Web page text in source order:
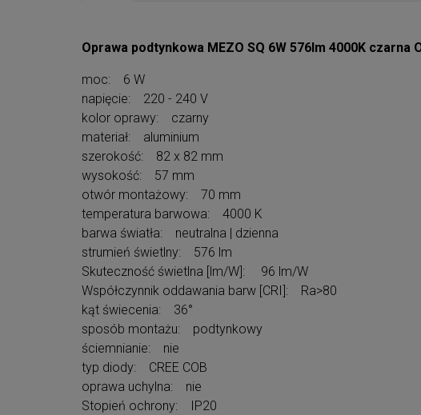
Oprawa podtynkowa MEZO SQ 6W 576lm 4000K czarna
moc: 6 W
napięcie: 220 - 240 V
kolor oprawy: czarny
materiał: aluminium
szerokość: 82 x 82 mm
wysokość: 57 mm
otwór montażowy: 70 mm
temperatura barwowa: 4000 K
barwa światła: neutralna | dzienna
strumień świetlny: 576 lm
Skuteczność świetlna [lm/W]: 96 lm/W
Współczynnik oddawania barw [CRI]: Ra>80
kąt świecenia: 36°
sposób montażu: podtynkowy
ściemnianie: nie
typ diody: CREE COB
oprawa uchylna: nie
Stopień ochrony: IP20